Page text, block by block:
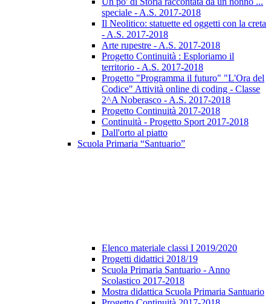
speciale - A.S. 2017-2018
Il Neolitico: statuette ed oggetti con la creta
- A.S. 2017-2018
Arte rupestre - A.S. 2017-2018
Progetto Continuità : Esploriamo il
territorio - A.S. 2017-2018
Progetto "Programma il futuro" "L'Ora del
Codice" Attività online di coding - Classe
2^A Noberasco - A.S. 2017-2018
Progetto Continuità 2017-2018
Continuità - Progetto Sport 2017-2018
Dall'orto al piatto
Scuola Primaria “Santuario”
Elenco materiale classi I 2019/2020
Progetti didattici 2018/19
Scuola Primaria Santuario - Anno
Scolastico 2017-2018
Mostra didattica Scuola Primaria Santuario